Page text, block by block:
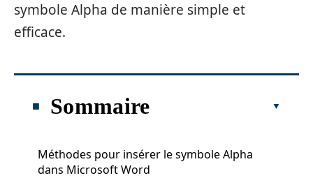
symbole Alpha de manière simple et
efficace.
Sommaire
Méthodes pour insérer le symbole Alpha
dans Microsoft Word